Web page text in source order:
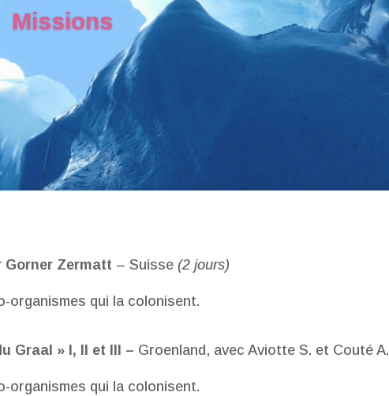
Missions
Gorner Zermatt – Suisse(2 jours)
organismes qui la colonisent.
Graal » I, II et III – Groenland, avec Aviotte S. et Couté A.
organismes qui la colonisent.